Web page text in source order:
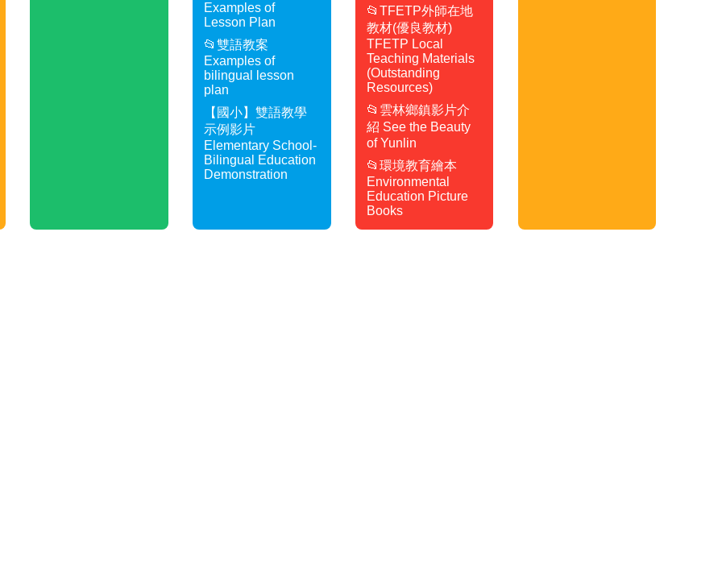
Examples of
Lesson Plan
📂雙語教案
Examples of
bilingual lesson
plan
【國小】雙語教學
示例影片
Elementary School-
Bilingual Education
Demonstration
📂TFETP外師在地
教材(優良教材)
TFETP Local
Teaching Materials
(Outstanding
Resources)
📂雲林鄉鎮影片介
紹 See the Beauty
of Yunlin
📂環境教育繪本
Environmental
Education Picture
Books